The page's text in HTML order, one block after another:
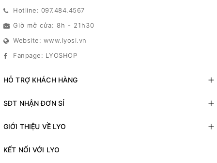
Hotline: 097.484.4567
Giờ mở cửa: 8h - 21h30
Website: www.lyosi.vn
Fanpage: LYOSHOP
HỖ TRỢ KHÁCH HÀNG
SĐT NHẬN ĐƠN SỈ
GIỚI THIỆU VỀ LYO
KẾT NỐI VỚI LYO